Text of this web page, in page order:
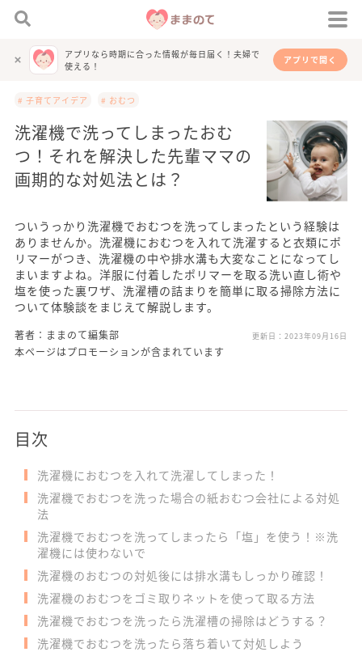
アプリなら時期に合った情報が毎日届く！夫婦で
使える！
アプリで開く
# 子育てアイデア # おむつ
洗濯機で洗ってしまったおむ
つ！それを解決した先輩ママの
画期的な対処法とは？
ついうっかり洗濯機でおむつを洗ってしまったという経験は
ありませんか。洗濯機におむつを入れて洗濯すると衣類にポ
リマーがつき、洗濯機の中や排水溝も大変なことになってし
まいますよね。洋服に付着したポリマーを取る洗い直し術や
塩を使った裏ワザ、洗濯槽の詰まりを簡単に取る掃除方法に
ついて体験談をまじえて解説します。
著者：ままのて編集部 更新日： 2023年09月16日
本ページはプロモーションが含まれています
目次
洗濯機におむつを入れて洗濯してしまった！
洗濯機でおむつを洗った場合の紙おむつ会社による対処
法
洗濯機でおむつを洗ってしまったら「塩」を使う！※洗
濯機には使わないで
洗濯機のおむつの対処後には排水溝もしっかり確認！
洗濯機のおむつをゴミ取りネットを使って取る方法
洗濯機でおむつを洗ったら洗濯槽の掃除はどうする？
洗濯機でおむつを洗ったら落ち着いて対処しよう